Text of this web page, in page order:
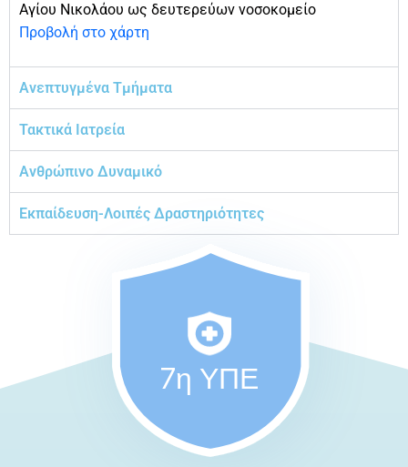
Αγίου Νικολάου ως δευτερεύων νοσοκομείο
Προβολή στο χάρτη
Ανεπτυγμένα Τμήματα
Τακτικά Ιατρεία
Ανθρώπινο Δυναμικό
Εκπαίδευση-Λοιπές Δραστηριότητες
7η ΥΠΕ